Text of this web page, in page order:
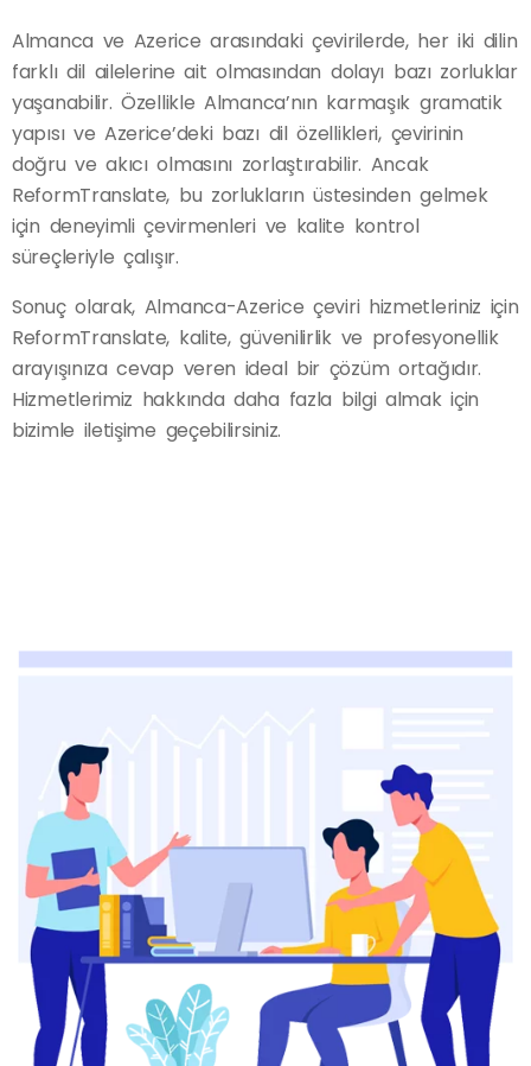
Almanca ve Azerice arasındaki çevirilerde, her iki dilin
farklı dil ailelerine ait olmasından dolayı bazı zorluklar
yaşanabilir. Özellikle Almanca’nın karmaşık gramatik
yapısı ve Azerice’deki bazı dil özellikleri, çevirinin
doğru ve akıcı olmasını zorlaştırabilir. Ancak
ReformTranslate, bu zorlukların üstesinden gelmek
için deneyimli çevirmenleri ve kalite kontrol
süreçleriyle çalışır.
Sonuç olarak, Almanca-Azerice çeviri hizmetleriniz için
ReformTranslate, kalite, güvenilirlik ve profesyonellik
arayışınıza cevap veren ideal bir çözüm ortağıdır.
Hizmetlerimiz hakkında daha fazla bilgi almak için
bizimle iletişime geçebilirsiniz.